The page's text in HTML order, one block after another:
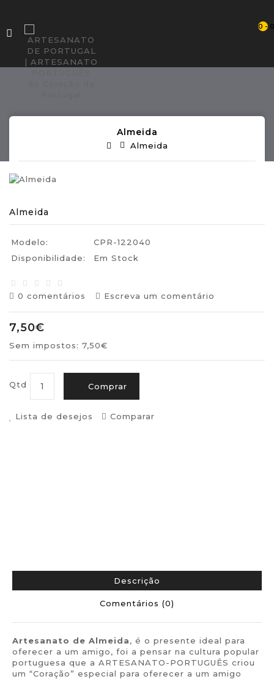
0 -
Almeida
Almeida
Almeida
Modelo:
CPR-122040
Disponibilidade:
Em Stock
0 comentários Escreva um comentário
7,50€
Sem impostos: 7,50€
Qtd Comprar
Lista de desejos Comparar
Descrição
Comentários (0)
Artesanato de Almeida, é o presente ideal para
oferecer a um amigo, foi a pensar na cultura popular
portuguesa que a ARTESANATO-PORTUGUÊS criou
um “Coração” especial para oferecer a um amigo